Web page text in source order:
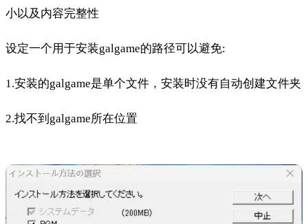
小以及内容完整性
设定一个用于安装galgame的路径可以避免:
1.安装的galgame是单个文件，安装时没有自动创建文件夹
2.找不到galgame所在位置